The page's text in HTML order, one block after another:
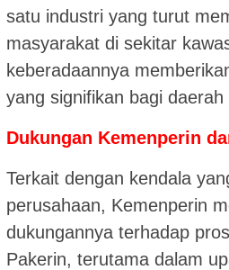
satu industri yang turut
masyarakat di sekitar
keberadaannya
yang signifikan bagi daerah
Dukungan Kemenperin
Terkait dengan kendala
perusahaan, Kemenperin
dukungannya terhadap
Pakerin, terutama dalam